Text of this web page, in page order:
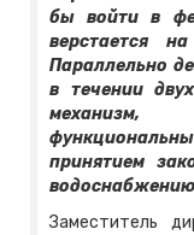
бы войти в
верстается
Параллельно
в течении
механизм,
принятием
водоснабжению
Заместитель